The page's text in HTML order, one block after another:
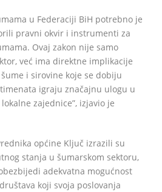
u Federaciji BiH potrebno je
pravni okvir i instrumenti za
Ovaj zakon nije samo
već ima direktne implikacije
i sirovine koje se dobiju
igraju značajnu ulogu u
zajednice”, izjavio je
općine Ključ izrazili su
stanja u šumarskom sektoru,
adekvatna mogućnost
koji svoja poslovanja